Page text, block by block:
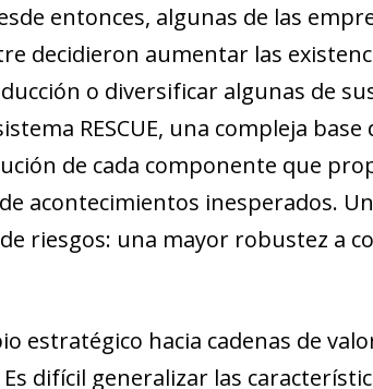
entonces, algunas de las
decidieron aumentar las
o diversificar algunas de
RESCUE, una compleja base
de cada componente que
acontecimientos inesperados.
riesgos: una mayor robustez a
estratégico hacia cadenas de
difícil generalizar las